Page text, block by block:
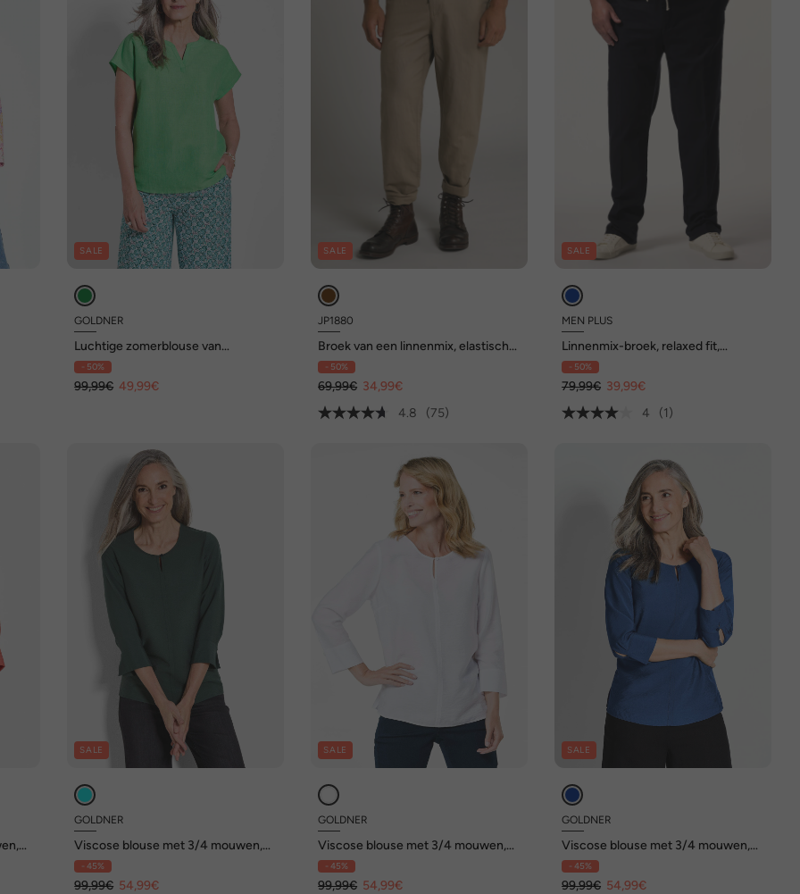
SALE
GOLDNER
Luchtige zomerblouse van
linnenmix
- 50%
99,99€ 49,99€
SALE
JP1880
Broek van een linnenmix, elastische
tailleband, basic fit
- 50%
69,99€ 34,99€
4.8
(75)
SALE
MEN PLUS
Linnenmix-broek, relaxed fit,
elastische tailleband, tot 72
- 50%
79,99€ 39,99€
4
(1)
SALE
GOLDNER
Viscose blouse met 3/4 mouwen,
ronde hals
- 45%
99,99€ 54,99€
SALE
GOLDNER
Viscose blouse met 3/4 mouwen,
ronde hals
- 45%
99,99€ 54,99€
SALE
GOLDNER
Viscose blouse met 3/4 mouwen,
ronde hals
- 45%
99,99€ 54,99€